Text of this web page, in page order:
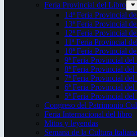
Feria Provincial del Libro
14ª Feria Provincial
13ª Feria Provincial
12ª Feria Provincial
11ª Feria Provincial
10ª Feria Provincial
9ª Feria Provincial
8ª Feria Provincial
7ª Feria Provincial
6ª Feria Provincial
5ª Feria Provincial
Congreso del Patrimonio
Feria Internacional del libro
Mitos y leyendas
Semana de la Cultura Italiana